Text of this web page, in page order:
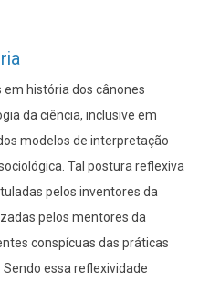
história dos cânones
da ciência, inclusive em
modelos de interpretação
Tal postura reflexiva
pelos inventores da
pelos mentores da
conspícuas das práticas
essa reflexividade